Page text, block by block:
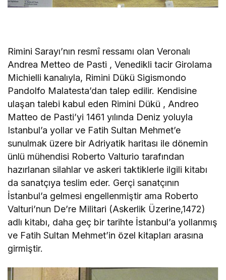
Rimini Sarayı’nın resmî ressamı olan Veronalı
Andrea Metteo de Pasti , Venedikli tacir Girolama
Michielli kanalıyla, Rimini Dükü Sigismondo
Pandolfo Malatesta’dan talep edilir. Kendisine
ulaşan talebi kabul eden Rimini Dükü , Andreo
Matteo de Pasti’yi 1461 yılında Deniz yoluyla
Istanbul’a yollar ve Fatih Sultan Mehmet’e
sunulmak üzere bir Adriyatik haritası ile dönemin
ünlü mühendisi Roberto Valturio tarafından
hazırlanan silahlar ve askeri taktiklerle ilgili kitabı
da sanatçıya teslim eder. Gerçi sanatçının
İstanbul’a gelmesi engellenmiştir ama Roberto
Valturi’nun De’re Militari (Askerlik Üzerine,1472)
adlı kitabı, daha geç bir tarihte İstanbul’a yollanmış
ve Fatih Sultan Mehmet’in özel kitapları arasına
girmiştir.